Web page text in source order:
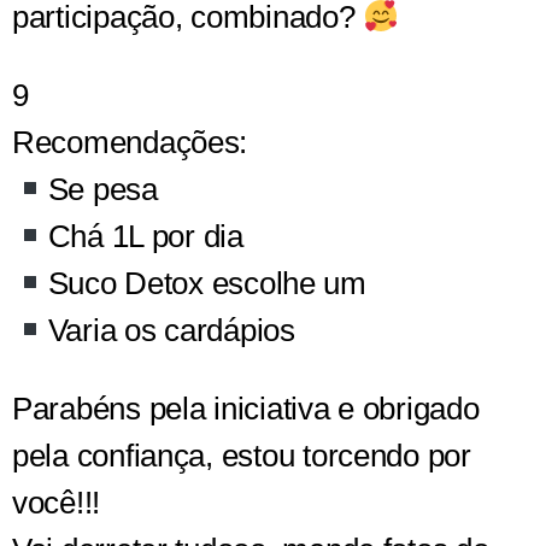
participação, combinado?
9
Recomendações:
Se pesa
Chá 1L por dia
Suco Detox escolhe um
Varia os cardápios
Parabéns pela iniciativa e obrigado
pela confiança, estou torcendo por
você!!!